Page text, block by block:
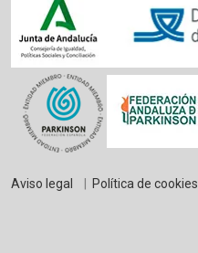
Aviso legal Política de cookies